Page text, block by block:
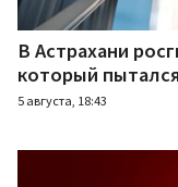
В Астрахани
который
5 августа, 18:43